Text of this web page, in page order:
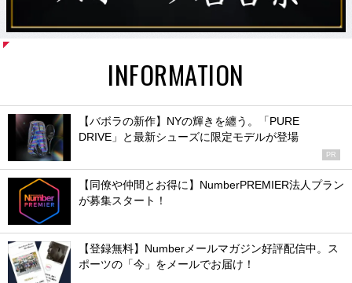
INFORMATION
【バボラの新作】NYの輝きを纏う。「PURE
DRIVE」と最新シューズに限定モデルが登場
PR
【同僚や仲間とお得に】NumberPREMIER法人プラン
が募集スタート！
【登録無料】Numberメールマガジン好評配信中。ス
ポーツの「今」をメールでお届け！